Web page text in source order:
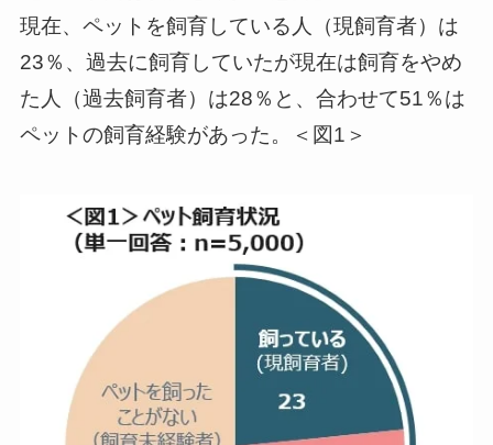
現在、ペットを飼育している人（現飼育者）は
23％、過去に飼育していたが現在は飼育をやめ
た人（過去飼育者）は28％と、合わせて51％は
ペットの飼育経験があった。＜図1＞